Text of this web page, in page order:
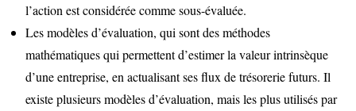
l’action est considérée comme sous-évaluée.
Les modèles d’évaluation, qui sont des méthodes
mathématiques qui permettent d’estimer la valeur intrinsèque
d’une entreprise, en actualisant ses flux de trésorerie futurs. Il
existe plusieurs modèles d’évaluation, mais les plus utilisés par